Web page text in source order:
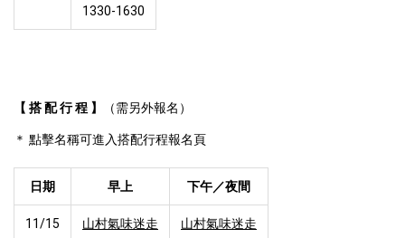
1330-1630
【 搭 配 行 程 】 （需另外報名）
＊ 點擊名稱可進入搭配行程報名頁
日期 早上 下午／夜間
11/15 山村氣味迷走 山村氣味迷走